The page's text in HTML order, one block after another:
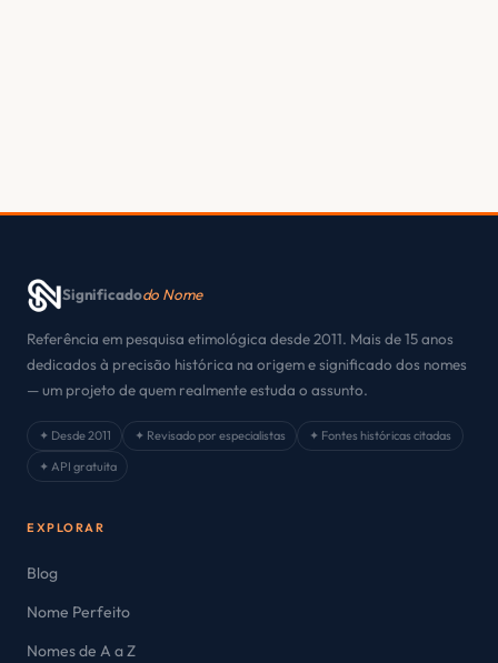
Significadodo Nome
Referência em pesquisa etimológica desde 2011. Mais de 15 anos
dedicados à precisão histórica na origem e significado dos nomes
— um projeto de quem realmente estuda o assunto.
✦ Desde 2011 ✦ Revisado por especialistas
✦ Fontes históricas citadas
✦ API gratuita
EXPLORAR
Blog
Nome Perfeito
Nomes de A a Z